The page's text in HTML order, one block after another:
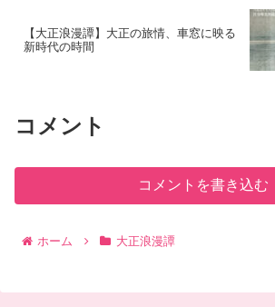
【大正浪漫譚】大正の旅情、車窓に映る
新時代の時間
コメント
コメントを書き込む
ホーム 大正浪漫譚